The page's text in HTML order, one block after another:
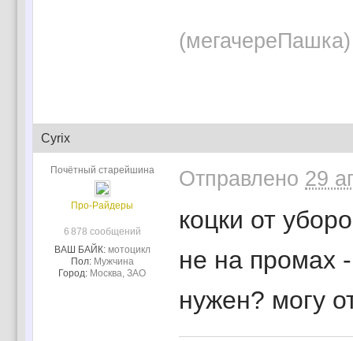
(мегачереПашка)
Cyrix
Почётный старейшина
Про-Райдеры
6 878 сообщений
ВАШ БАЙК: мотоцикл
Пол: Мужчина
Город: Москва, ЗАО
Отправлено 29
коцки от
не на промах
нужен? могу